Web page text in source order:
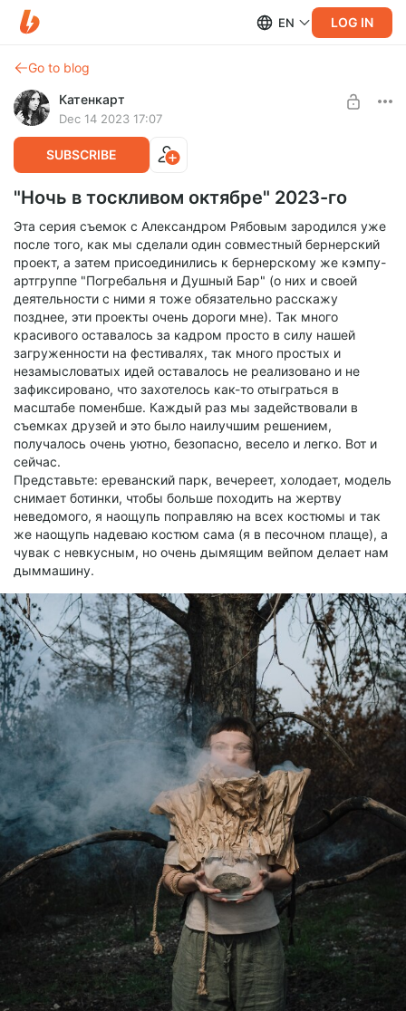
EN LOG IN
Go to blog
Катенкарт
Dec 14 2023 17:07
SUBSCRIBE
"Ночь в тоскливом октябре" 2023-го
Эта серия съемок с Александром Рябовым зародился уже
после того, как мы сделали один совместный бернерский
проект, а затем присоединились к бернерскому же кэмпу-
артгруппе "Погребальня и Душный Бар" (о них и своей
деятельности с ними я тоже обязательно расскажу
позднее, эти проекты очень дороги мне). Так много
красивого оставалось за кадром просто в силу нашей
загруженности на фестивалях, так много простых и
незамысловатых идей оставалось не реализовано и не
зафиксировано, что захотелось как-то отыграться в
масштабе поменбше. Каждый раз мы задействовали в
съемках друзей и это было наилучшим решением,
получалось очень уютно, безопасно, весело и легко. Вот и
сейчас.
Представьте: ереванский парк, вечереет, холодает, модель
снимает ботинки, чтобы больше походить на жертву
неведомого, я наощупь поправляю на всех костюмы и так
же наощупь надеваю костюм сама (я в песочном плаще), а
чувак с невкусным, но очень дымящим вейпом делает нам
дыммашину.